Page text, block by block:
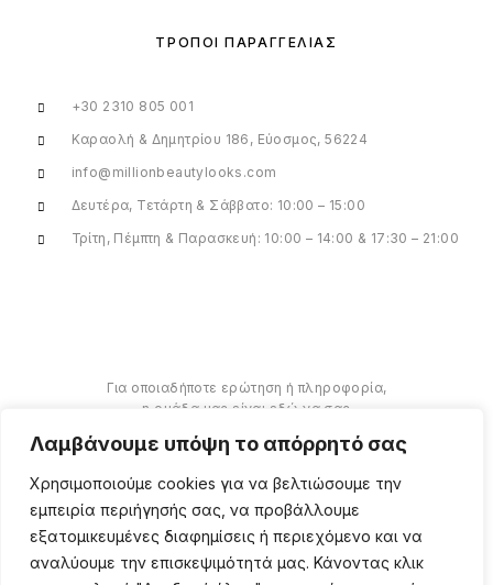
Λαμβάνουμε υπόψη το απόρρητό σας
Χρησιμοποιούμε cookies για να βελτιώσουμε την
εμπειρία περιήγησής σας, να προβάλλουμε
εξατομικευμένες διαφημίσεις ή περιεχόμενο και να
αναλύουμε την επισκεψιμότητά μας. Κάνοντας κλικ
ΤΡΌΠΟΙ ΠΑΡΑΓΓΕΛΊΑΣ
+30 2310 805 001
Καραολή & Δημητρίου 186, Εύοσμος, 56224
info@millionbeautylooks.com
Δευτέρα, Τετάρτη & Σάββατο: 10:00 – 15:00
Τρίτη, Πέμπτη & Παρασκευή: 10:00 – 14:00 & 17:30 – 21:00
Για οποιαδήποτε ερώτηση ή πληροφορία,
η ομάδα μας είναι εδώ να σας
βοηθήσουμε.
ΠΕΡΙΣΣΌΤΕΡΑ